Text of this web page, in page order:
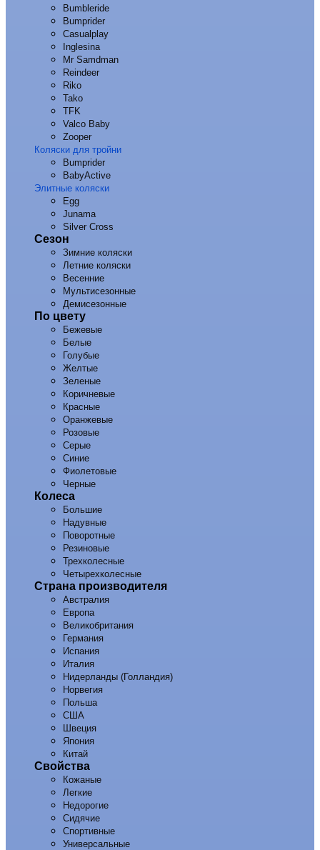
Bumbleride
Bumprider
Casualplay
Inglesina
Mr Samdman
Reindeer
Riko
Tako
TFK
Valco Baby
Zooper
Коляски для тройни
Bumprider
BabyActive
Элитные коляски
Egg
Junama
Silver Cross
Сезон
Зимние коляски
Летние коляски
Весенние
Мультисезонные
Демисезонные
По цвету
Бежевые
Белые
Голубые
Желтые
Зеленые
Коричневые
Красные
Оранжевые
Розовые
Серые
Синие
Фиолетовые
Черные
Колеса
Большие
Надувные
Поворотные
Резиновые
Трехколесные
Четырехколесные
Страна производителя
Австралия
Европа
Великобритания
Германия
Испания
Италия
Нидерланды (Голландия)
Норвегия
Польша
США
Швеция
Япония
Китай
Свойства
Кожаные
Легкие
Недорогие
Сидячие
Спортивные
Универсальные